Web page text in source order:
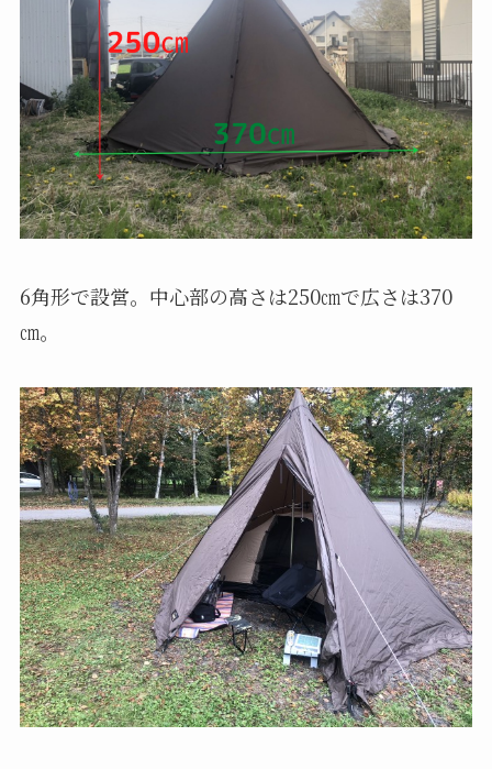
6角形で設営。中心部の高さは250㎝で広さは370
㎝。